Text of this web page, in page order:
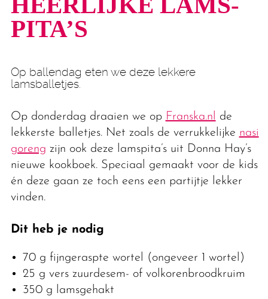
PITA’S
Op ballendag eten we deze lekkere
lamsballetjes.
Op donderdag draaien we op Franska.nl
de
lekkerste balletjes. Net zoals de verrukkelijke nasi
goreng zijn ook deze lamspita’s uit Donna Hay’s
nieuwe kookboek. Speciaal gemaakt voor de kids
én deze gaan ze toch eens een partijtje lekker
vinden.
Dit heb je nodig
70 g fijngeraspte wortel (ongeveer 1 wortel)
25 g vers zuurdesem- of volkorenbroodkruim
350 g lamsgehakt